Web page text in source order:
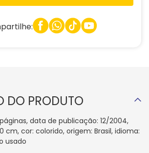
DO PRODUTO
data de publicação: 12/2004,
cm, cor: colorido, origem: Brasil, idioma:
usado